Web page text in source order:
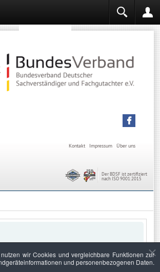
Über uns
Impressum
Kontakt
Der BDSF ist zertifiziert
nach ISO 9001:2015
wir Cookies und vergleichbare Funktionen zur
und personenbezogenen Daten.